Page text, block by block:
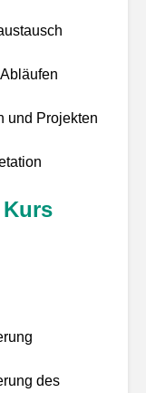
und Projekten
des